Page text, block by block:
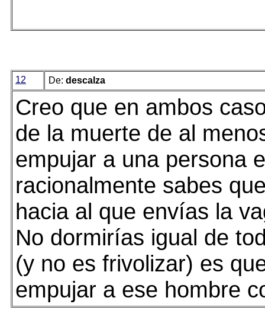
12 De: descalza
Creo que en ambos
de la muerte de al
empujar a una persona
racionalmente sabes
hacia al que envías la
No dormirías igual de
(y no es frivolizar) es
empujar a ese hombre